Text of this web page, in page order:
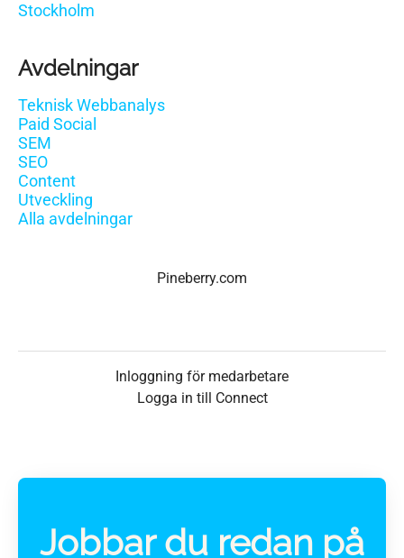
Stockholm
Avdelningar
Teknisk Webbanalys
Paid Social
SEM
SEO
Content
Utveckling
Alla avdelningar
Pineberry.com
Inloggning för medarbetare
Logga in till Connect
Jobbar du redan på